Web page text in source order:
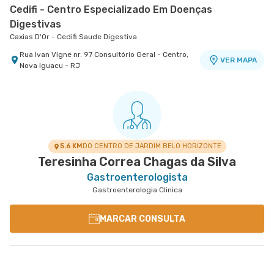
Cedifi - Centro Especializado Em Doenças
Digestivas
Caxias D'Or - Cedifi Saude Digestiva
Rua Ivan Vigne nr. 97 Consultório Geral - Centro,
Nova Iguacu - RJ
VER MAPA
5.6 KMDO CENTRO DE JARDIM BELO HORIZONTE
Teresinha Correa Chagas da Silva
Gastroenterologista
Gastroenterologia Clinica
MARCAR CONSULTA